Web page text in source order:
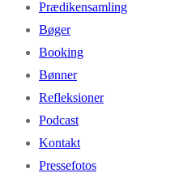
Prædikensamling
Bøger
Booking
Bønner
Refleksioner
Podcast
Kontakt
Pressefotos